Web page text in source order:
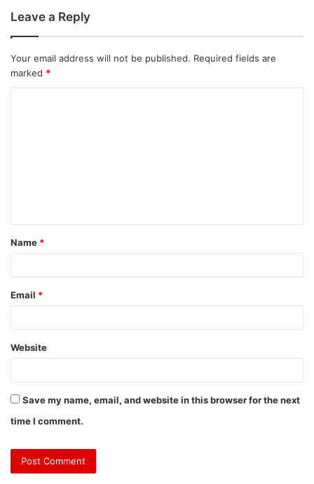
Leave a Reply
Your email address will not be published. Required fields are
marked *
Name *
Email *
Website
Save my name, email, and website in this browser for the next
time I comment.